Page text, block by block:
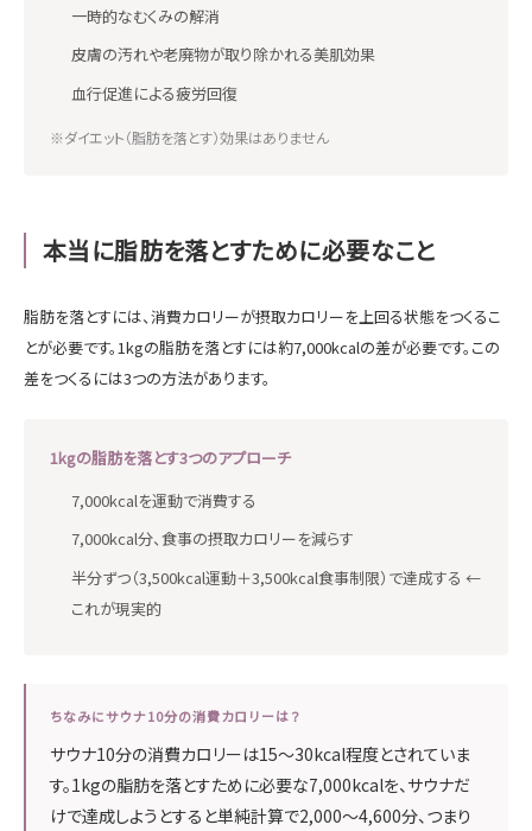
一時的なむくみの解消
皮膚の汚れや老廃物が取り除かれる美肌効果
血行促進による疲労回復
※ダイエット（脂肪を落とす）効果はありません
本当に脂肪を落とすために必要なこと
脂肪を落とすには、消費カロリーが摂取カロリーを上回る状態をつくるこ
とが必要です。1kgの脂肪を落とすには約7,000kcalの差が必要です。この
差をつくるには3つの方法があります。
1kgの脂肪を落とす3つのアプローチ
7,000kcalを運動で消費する
7,000kcal分、食事の摂取カロリーを減らす
半分ずつ（3,500kcal運動＋3,500kcal食事制限）で達成する ←
これが現実的
ちなみにサウナ10分の消費カロリーは？
サウナ10分の消費カロリーは15〜30kcal程度とされていま
す。1kgの脂肪を落とすために必要な7,000kcalを、サウナだ
けで達成しようとすると単純計算で2,000〜4,600分、つまり